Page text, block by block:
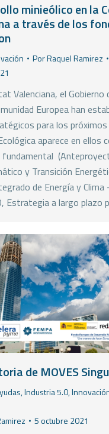
minieólico en la
a través de los
PorRaquel Ramirez
Valenciana, el Gobierno
Europea han
para los
aparece en ellos
y Transición
de Energía y Clima
Estrategia a largo plazo
de MOVES
,Industria 5.0,
5 octubre 2021